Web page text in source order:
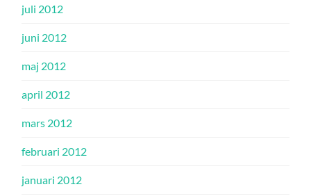
juli 2012
juni 2012
maj 2012
april 2012
mars 2012
februari 2012
januari 2012